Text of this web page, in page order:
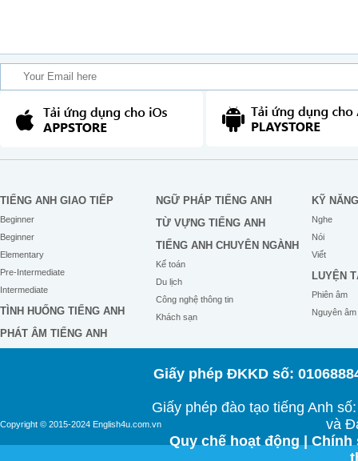
TIẾNG ANH GIAO TIẾP
Beginner
Beginner
Elementary
Pre-Intermediate
Intermediate
TÌNH HUỐNG TIẾNG ANH
PHÁT ÂM TIẾNG ANH
NGỮ PHÁP TIẾNG ANH
TỪ VỰNG TIẾNG ANH
TIẾNG ANH CHUYÊN NGÀNH
Kế toán
Du lịch
Công nghệ thông tin
Khách sạn
KỸ NĂNG
Nghe
Nói
Viết
LUYỆN
Phiên âm
Nguyên âm
Copyright © 2015-2024 English4u.com.vn
Giấy phép ĐKKD số:
Giấy phép đào tạo tiếng Anh
và
Quy chế hoạt động|Chính